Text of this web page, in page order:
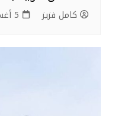
كامل فزيز 5 أغسطس 2026